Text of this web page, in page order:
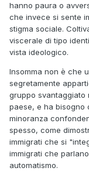
hanno paura o
che invece si sente
stigma sociale.
viscerale di tipo
vista ideologico.
Insomma non è che
segretamente
gruppo svantaggiato
paese, e ha bisogno
minoranza
spesso, come
immigrati che si
immigrati che
automatismo.